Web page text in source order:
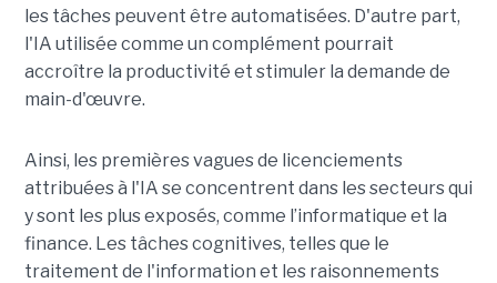
les tâches peuvent être automatisées. D'autre part,
l'IA utilisée comme un complément pourrait
accroître la productivité et stimuler la demande de
main-d'œuvre.
Ainsi, les premières vagues de licenciements
attribuées à l'IA se concentrent dans les secteurs qui
y sont les plus exposés, comme l’informatique et la
finance. Les tâches cognitives, telles que le
traitement de l'information et les raisonnements